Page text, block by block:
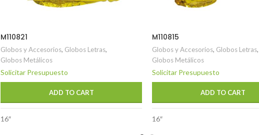
M110821
Globos y Accesorios, Globos Letras,
Globos Metálicos
Solicitar Presupuesto
ADD TO CART
16″
M110815
Globos y Accesorios, Globos Letras,
Globos Metálicos
Solicitar Presupuesto
ADD TO CART
16″